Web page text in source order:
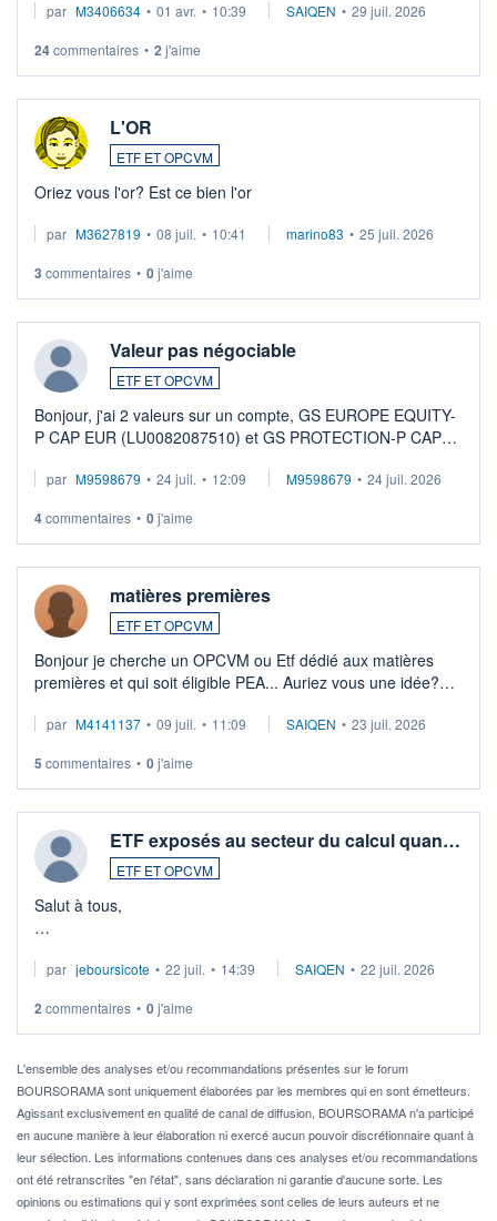
par M3406634 • 01 avr. • 10:39 SAIQEN • 29 juil. 2026
24commentaires • 2 j'aime
L'OR
ETF ET OPCVM
Oriez vous l'or? Est ce bien l'or
par M3627819 • 08 juil. • 10:41 marino83 • 25 juil. 2026
3 commentaires • 0j'aime
Valeur pas négociable
ETF ET OPCVM
Bonjour, j'ai 2 valeurs sur un compte, GS EUROPE EQUITY-
P CAP EUR (LU0082087510) et GS PROTECTION-P CAP
veux procéder à la vente, on me signale ...
par M9598679 • 24 juil. • 12:09 M9598679 • 24 juil. 2026
4commentaires • 0j'aime
matières premières
ETF ET OPCVM
Bonjour je cherche un OPCVM ou Etf dédié aux matières
premières et qui soit éligible PEA... Auriez vous une idée?
par M4141137 • 09 juil. • 11:09 SAIQEN • 23 juil. 2026
5 commentaires • 0j'aime
ETF exposés au secteur du calcul quan…
ETF ET OPCVM
Salut à tous,
via un ETF plutôt que des actions individuelles.
Idéalement, je voudrais qu'il soit éligible au PEA.
Pour l' ...
par jeboursicote • 22 juil. • 14:39 SAIQEN • 22 juil. 2026
2 commentaires • 0j'aime
L'ensemble des analyses et/ou recommandations présentes sur le forum
BOURSORAMA sont uniquement élaborées par les membres qui en sont émetteurs.
Agissant exclusivement en qualité de canal de diffusion, BOURSORAMA n'a participé
en aucune manière à leur élaboration ni exercé aucun pouvoir discrétionnaire quant à
leur sélection. Les informations contenues dans ces analyses et/ou recommandations
ont été retranscrites "en l'état", sans déclaration ni garantie d'aucune sorte. Les
opinions ou estimations qui y sont exprimées sont celles de leurs auteurs et ne